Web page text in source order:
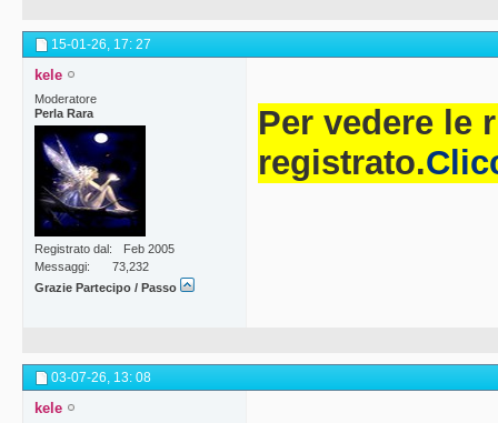
15-01-26, 17: 27
kele
Moderatore
Perla Rara
Registrato dal
Feb 2005
Messaggi
73,232
Grazie Partecipo / Passo
Per vedere le
registrato.
03-07-26, 13: 08
kele